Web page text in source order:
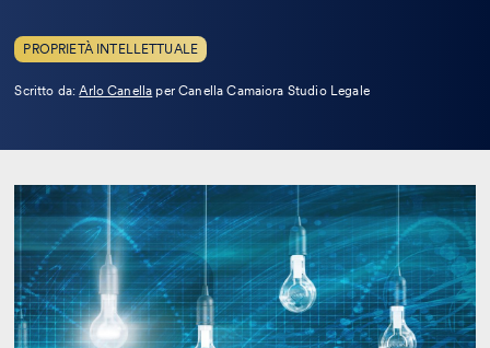
PROPRIETÀ INTELLETTUALE
Scritto da:Arlo CanellaLeggi
per Canella Camaiora Studio Legale